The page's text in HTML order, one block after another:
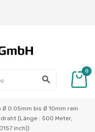
search
0
Ø 0.05mm bis Ø 10mm rein
(Länge : 500 Meter,
inch))